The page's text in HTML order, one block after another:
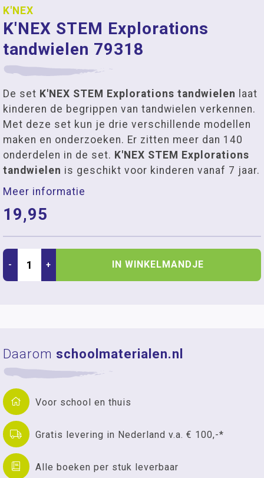
K'NEX
K'NEX STEM Explorations
tandwielen 79318
De set K'NEX STEM Explorations tandwielen laat
kinderen de begrippen van tandwielen verkennen.
Met deze set kun je drie verschillende modellen
maken en onderzoeken. Er zitten meer dan 140
onderdelen in de set. K'NEX STEM Explorations
tandwielen is geschikt voor kinderen vanaf 7 jaar.
Meer informatie
19,95
- + IN WINKELMANDJE
Daarom schoolmaterialen.nl
Voor school en thuis
Gratis levering in Nederland v.a. € 100,-*
Alle boeken per stuk leverbaar